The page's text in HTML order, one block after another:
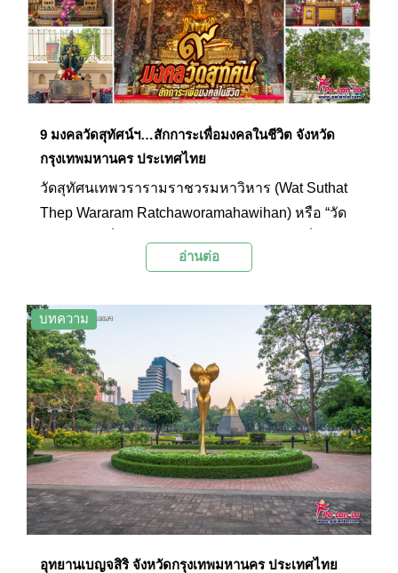
9 มงคลวัดสุทัศน์ฯ…สักการะเพื่อมงคลในชีวิต จังหวัด
กรุงเทพมหานคร ประเทศไทย
วัดสุทัศนเทพวรารามราชวรมหาวิหาร (Wat Suthat
Thep Wararam Ratchaworamahawihan) หรือ “วัด
พระบาทสมเด็จพระพุทธยอดฟ้าจุฬาโลกมหาราช
บริเวณใจกลางเกาะรัตนโกสินทร์ใกล้กับเสาชิงช้า
ถนนบำรุงเมือง เขตพระนคร กรุงเทพมหานคร เดิมที
พระราชทานนามว่า “วัดมหาสุทธาวาส” โดยมีพระ
ราชประสงค์จะสร้างให้เป็นศูนย์กลางพระนคร และ
สร้างพระวิหารให้มีขนาดใหญ่เท่ากับพระวิหารวัด
พนัญเชิง ต่อมาในสมัยรัชกาลที่ 3 ทรงสร้างพระ
วิหารต่อจนเสร็จพร้อมกับสร้างพระอุโบสถและหล่อ
พระประธานขึ้นใหม่ พระราชทานนามวัดเป็น วัดสุ
ทัศนเทพวราราม จากเดิมที่เรียกกันว่า “วัดพระโต”
จนถึงสมัยรัชกาลที่ 4 ทรงถวายพระนาม พระโต ซึ่ง
เป็นพระประธานในวิหารว่า “พระพุทธศรีศากยมุนี”
อ่านต่อ
บทความ
อุทยานเบญจสิริ จังหวัดกรุงเทพมหานคร ประเทศไทย